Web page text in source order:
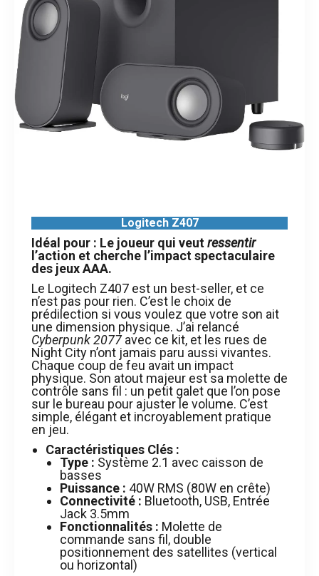
Logitech Z407
Idéal pour : Le joueur qui veutressentir
l’action et cherche l’impact spectaculaire
des jeux AAA.
Le Logitech Z407 est un best-seller, et ce
n’est pas pour rien. C’est le choix de
prédilection si vous voulez que votre son ait
une dimension physique. J’ai relancé
Cyberpunk 2077avec ce kit, et les rues de
Night City n’ont jamais paru aussi vivantes.
Chaque coup de feu avait un impact
physique. Son atout majeur est sa molette de
contrôle sans fil : un petit galet que l’on pose
sur le bureau pour ajuster le volume. C’est
simple, élégant et incroyablement pratique
en jeu.
Caractéristiques Clés :
Type : Système 2.1 avec caisson de
basses
Puissance : 40W RMS (80W en crête)
Connectivité : Bluetooth, USB, Entrée
Jack 3.5mm
Fonctionnalités : Molette de
commande sans fil, double
positionnement des satellites (vertical
ou horizontal)